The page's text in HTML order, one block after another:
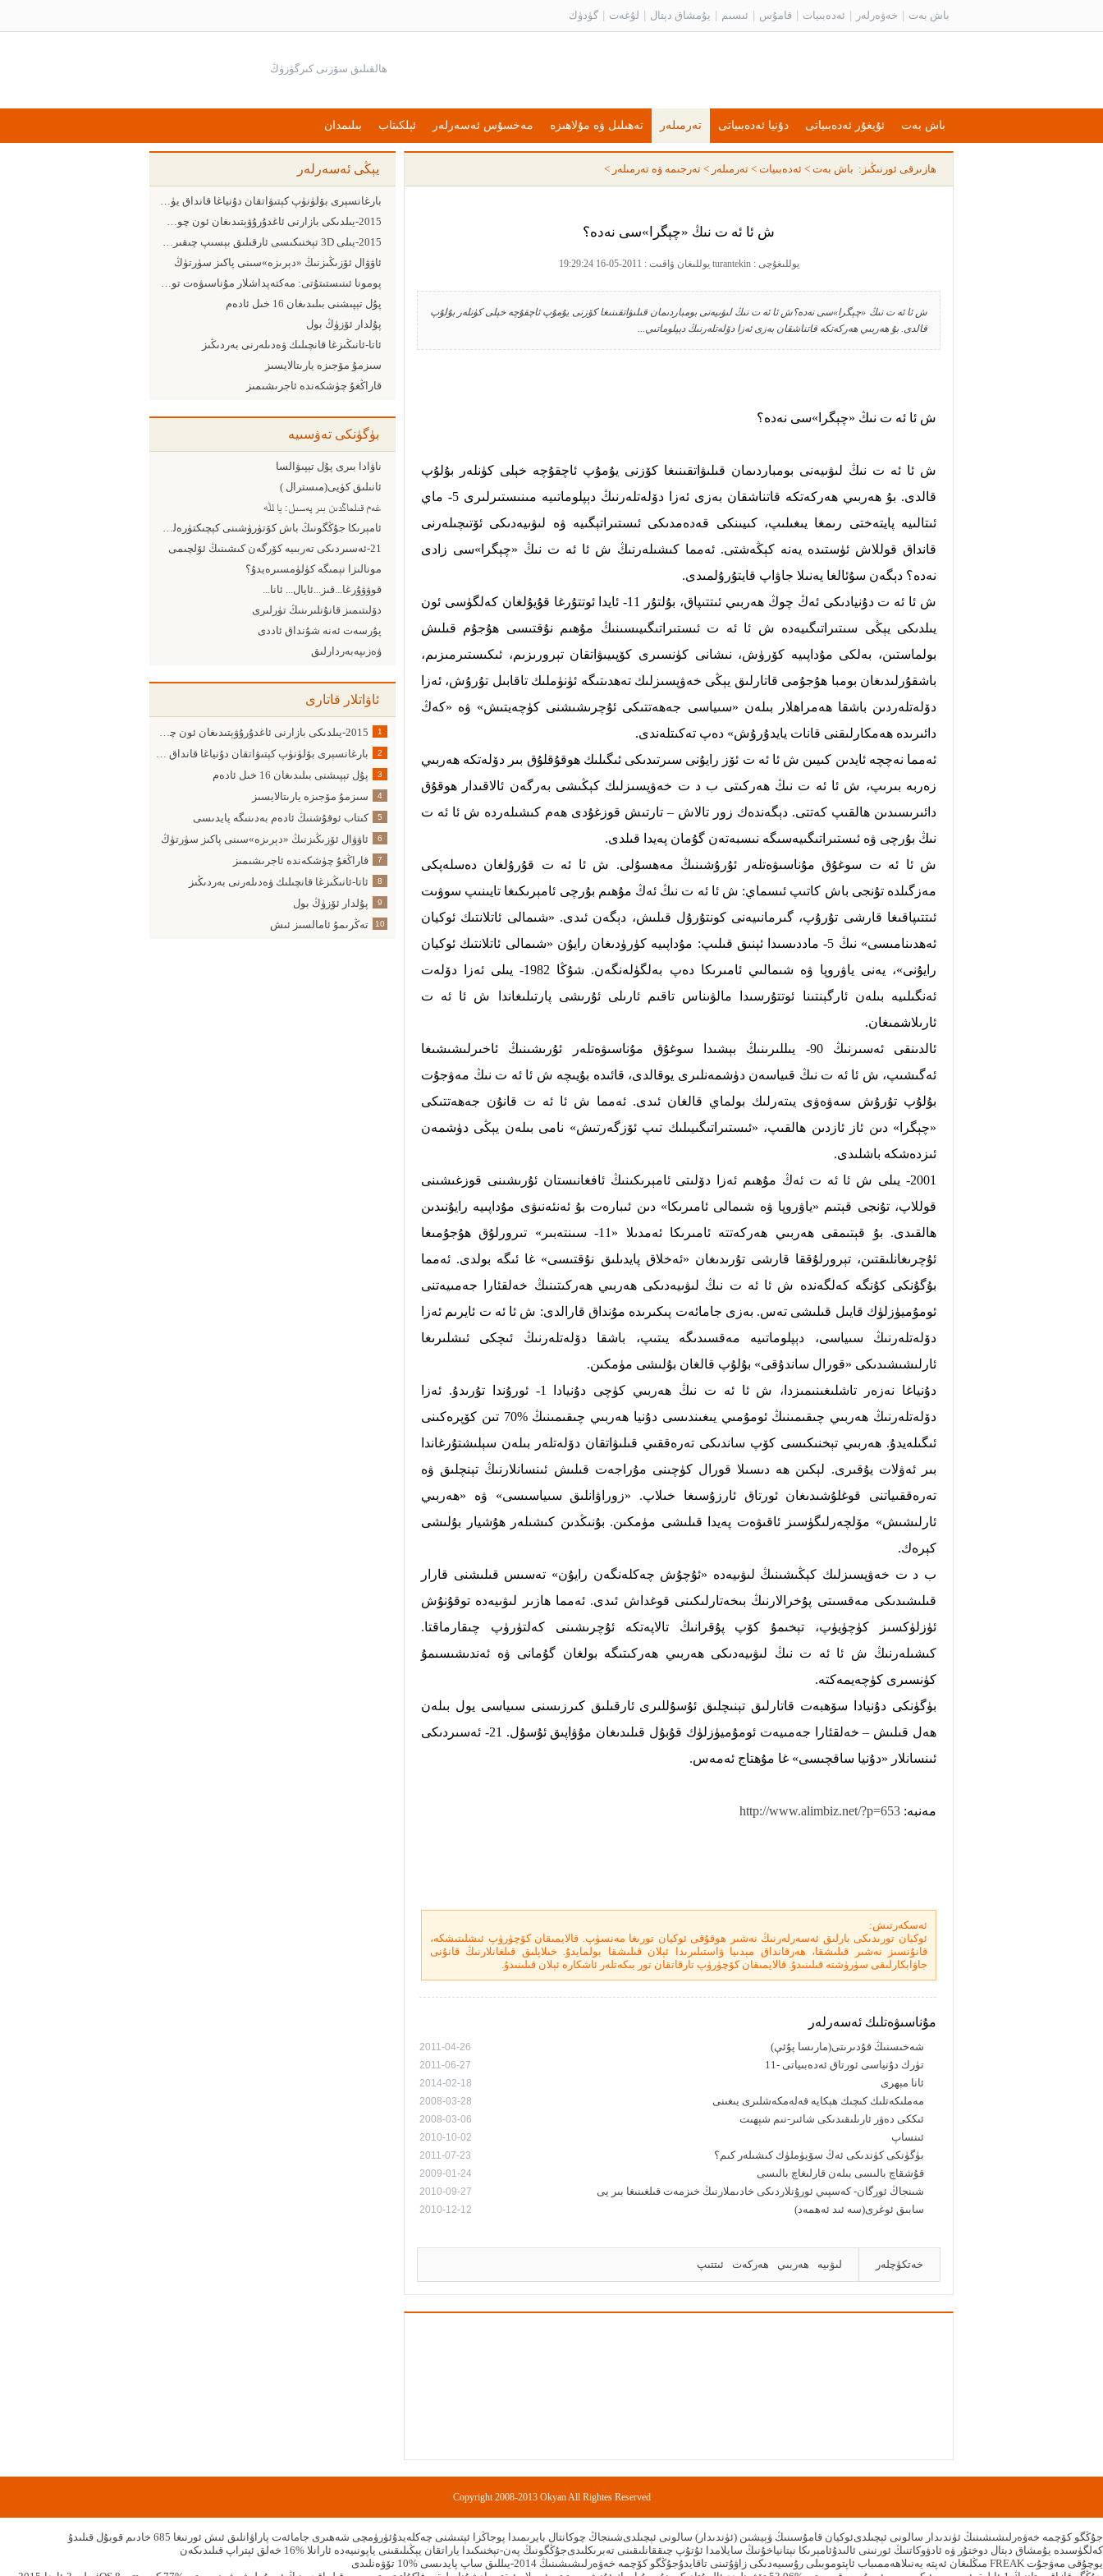
باش بەت خەۋەرلەر ئەدەبىيات قامۇس ئىسىم يۇمشاق دېتال لۇغەت گۈدۈك
باش بەت ئۇيغۇر ئەدەبىياتى دۇنيا ئەدەبىياتى تەرمىلەر تەھىلىل ۋە مۇلاھىزە مەخسۇس ئەسەرلەر ئېلكىتاب بىلىمدان
يېڭى ئەسەرلەر
بارغانسېرى بۆلۈنۈپ كېتىۋاتقان دۇنياغا قانداق يۈزلىنىش كېرەك
2015-يىلدىكى بازارنى ئاغدۇرۇۋېتىدىغان ئون چوڭ ئامىل
2015-يىلى 3D تېخنىكىسى ئارقىلىق بېسىپ چىقىرىش ساھەسىدىكى 5 چوڭ يۈزلىنىش
ئاۋۋال ئۆزىڭىزنىڭ «دېرىزە»سىنى پاكىز سۈرتۈڭ
پومونا ئىنىستىتۇتى: مەكتەپداشلار مۇناسىۋەت تورىدىن پايدىلىنىشقا ئەڭ ماھىر ئىنىست
پۇل تېپىشنى بىلىدىغان 16 خىل ئادەم
پۇلدار ئۆزۈڭ بول
ئاتا-ئانىڭىزغا قانچىلىك ۋەدىلەرنى بەردىڭىز
سىزمۇ مۆجىزە يارىتالايسىز
قاراڭغۇ چۈشكەندە ئاجرىشىمىز
بۈگۈنكى تەۋسىيە
ناۋادا بىرى پۇل تېپىۋالسا
ئانىلىق كۈيى(مىسترال )
غەم قىلماڭدىن بىر پەسىل: يا ﷲ
ئامېرىكا جۇڭگونىڭ باش كۆتۈرۈشىنى كېچىكتۈرەلەمدۇ؟
21-ئەسىردىكى تەربىيە كۆرگەن كىشىنىڭ ئۆلچىمى
مونالىزا نېمىگە كۈلۈمسىرەيدۇ؟
قوۋۋۇرغا...قىز...ئايال... ئانا...
دۆلىتىمىز قانۇنلىرىنىڭ تۈرلىرى
پۇرسەت ئەنە شۇنداق ئاددى
ۋەزىپەبەردارلىق
ئاۋاتلار قاتارى
1 2015-يىلدىكى بازارنى ئاغدۇرۇۋېتىدىغان ئون چوڭ ئامىل
2 بارغانسېرى بۆلۈنۈپ كېتىۋاتقان دۇنياغا قانداق يۈزلىنىش كېرەك
3 پۇل تېپىشنى بىلىدىغان 16 خىل ئادەم
4 سىزمۇ مۆجىزە يارىتالايسىز
5 كىتاب ئوقۇشنىڭ ئادەم بەدىنىگە پايدىسى
6 ئاۋۋال ئۆزىڭىزنىڭ «دېرىزە»سىنى پاكىز سۈرتۈڭ
7 قاراڭغۇ چۈشكەندە ئاجرىشىمىز
8 ئاتا-ئانىڭىزغا قانچىلىك ۋەدىلەرنى بەردىڭىز
9 پۇلدار ئۆزۈڭ بول
10 تەڭرىمۇ ئامالسىز ئىش
ھازىرقى ئورنىڭىز: باش بەت > ئەدەبىيات > تەرمىلەر > تەرجىمە ۋە تەرمىلەر >
ش ئا ئە ت نىڭ «چېگرا»سى نەدە؟
يوللىغۇچى : turantekin يوللىغان ۋاقىت : 2011-05-16 19:29:24
ش ئا ئە ت نىڭ «چېگرا»سى نەدە؟ش ئا ئە ت نىڭ لىۋىيەنى بومباردىمان قىلىۋاتقىنىغا كۆزنى يۇمۇپ ئاچقۇچە خېلى كۈنلەر بۇلۇپ
قالدى. بۇ ھەربىي ھەركەتكە قاتناشقان بەزى ئەزا دۆلەتلەرنىڭ دېپلوماتىي...
ش ئا ئە ت نىڭ «چېگرا»سى نەدە؟
ش ئا ئە ت نىڭ لىۋىيەنى بومباردىمان قىلىۋاتقىنىغا كۆزنى يۇمۇپ ئاچقۇچە خېلى كۈنلەر بۇلۇپ
قالدى. بۇ ھەربىي ھەركەتكە قاتناشقان بەزى ئەزا دۆلەتلەرنىڭ دېپلوماتىيە مىنىستىرلىرى 5- ماي
ئىتالىيە پايتەختى رىمغا يىغىلىپ، كىيىنكى قەدەمدىكى ئىستىراتېگىيە ۋە لىۋىيەدىكى ئۆتىچىلەرنى
قانداق قوللاش ئۈستىدە يەنە كېڭەشتى. ئەمما كىشىلەرنىڭ ش ئا ئە ت نىڭ «چېگرا»سى زادى
نەدە؟ دېگەن سۇئالغا يەنىلا جاۋاپ قايتۇرۇلمىدى.
ش ئا ئە ت دۇنيادىكى ئەڭ چوڭ ھەربىي ئىتتىپاق، بۇلتۇر 11- ئايدا ئوتتۇرغا قۇيۇلغان كەلگۈسى ئون
يىلدىكى يېڭى سىتىراتىگىيەدە ش ئا ئە ت ئىستىراتىگىيىسىنىڭ مۇھىم نۇقتىسى ھۇجۇم قىلىش
بولماستىن، بەلكى مۇداپىيە كۆرۈش، نىشانى كۈنسىرى كۆپىيىۋاتقان تېرورىزىم، ئىكىستىرمىزىم،
باشقۇرلىدىغان بومبا ھۇجۇمى قاتارلىق يېڭى خەۋپسىزلىك تەھدىتىگە ئۈنۈملىك تاقابىل تۇرۇش، ئەزا
دۆلەتلەردىن باشقا ھەمراھلار بىلەن «سىياسى جەھەتتىكى ئۇچرىشىشنى كۈچەيتىش» ۋە «كەڭ
دائىرىدە ھەمكارلىقنى قانات يايدۇرۇش» دەپ تەكىتلەندى.
ئەمما نەچچە ئايدىن كىيىن ش ئا ئە ت ئۆز رايۇنى سىرتىدىكى ئىگىلىك ھوقۇقلۇق بىر دۆلەتكە ھەربىي
زەربە بىرىپ، ش ئا ئە ت نىڭ ھەركىتى ب د ت خەۋپسىزلىك كېڭىشى بەرگەن ئالاقىدار ھوقۇق
دائىرىسىدىن ھالقىپ كەتتى. دېگەندەك زور تالاش – تارتىش قوزغۇدى ھەم كىشىلەردە ش ئا ئە ت
نىڭ بۇرچى ۋە ئىستىراتىگىيەسىگە نىسبەتەن گۇمان پەيدا قىلدى.
ش ئا ئە ت سوغۇق مۇناسىۋەتلەر ئۇرۇشىنىڭ مەھسۇلى. ش ئا ئە ت قۇرۇلغان دەسلەپكى
مەزگىلدە تۇنجى باش كاتىپ ئىسماي: ش ئا ئە ت نىڭ ئەڭ مۇھىم بۇرچى ئامېرىكىغا تايىنىپ سوۋىت
ئىتتىپاقىغا قارشى تۇرۇپ، گىرمانىيەنى كونتۇرۇل قىلىش، دېگەن ئىدى. «شىمالى ئاتلانتىك ئوكيان
ئەھدىنامىسى» نىڭ 5- ماددىسىدا ئېنىق قىلىپ: مۇداپىيە كۈرۈدىغان رايۇن «شىمالى ئاتلانتىك ئوكيان
رايۇنى»، يەنى ياۋروپا ۋە شىمالىي ئامىرىكا دەپ بەلگۈلەنگەن. شۇڭا 1982- يىلى ئەزا دۆلەت
ئەنگىلىيە بىلەن ئارگېنتىنا ئوتتۇرسىدا مالۋىناس تاقىم ئارىلى ئۇرىشى پارتىلىغاندا ش ئا ئە ت
ئارىلاشمىغان.
ئالدىنقى ئەسىرنىڭ 90- يىللىرىنىڭ بېشىدا سوغۇق مۇناسىۋەتلەر ئۇرىشىنىڭ ئاخىرلىشىشىغا
ئەگىشىپ، ش ئا ئە ت نىڭ قىياسەن دۈشمەنلىرى يوقالدى، قائىدە بۇيىچە ش ئا ئە ت نىڭ مەۋجۇت
بۇلۇپ تۇرۇش سەۋەۋى يىتەرلىك بولماي قالغان ئىدى. ئەمما ش ئا ئە ت قانۇن جەھەتتىكى
«چېگرا» دىن ئاز ئازدىن ھالقىپ، «ئىستىراتىگىيىلىك تىپ ئۆزگەرتىش» نامى بىلەن يېڭى دۈشمەن
ئىزدەشكە باشلىدى.
2001- يىلى ش ئا ئە ت ئەڭ مۇھىم ئەزا دۆلىتى ئامېرىكىنىڭ ئافغانىستان ئۇرىشىنى قوزغىشىنى
قوللاپ، تۇنجى قېتىم «ياۋروپا ۋە شىمالى ئامىرىكا» دىن ئىبارەت بۇ ئەنئەنىۋى مۇداپىيە رايۇنىدىن
ھالقىدى. بۇ قېتىمقى ھەربىي ھەركەتتە ئامىرىكا ئەمدىلا «11- سىنتەبىر» تىرورلۇق ھۇجۇمىغا
ئۇچرىغانلىقتىن، تېرورلۇققا قارشى تۇرىدىغان «ئەخلاق پايدىلىق نۇقتىسى» غا ئىگە بولدى. ئەمما
بۇگۇنكى كۇنگە كەلگەندە ش ئا ئە ت نىڭ لىۋىيەدىكى ھەربىي ھەركىتىنىڭ خەلقئارا جەمىيەتنى
ئومۇميۈزلۈك قايىل قىلىشى تەس. بەزى جامائەت پىكىرىدە مۇنداق قارالدى: ش ئا ئە ت ئايرىم ئەزا
دۆلەتلەرنىڭ سىياسى، دېپلوماتىيە مەقسىدىگە يىتىپ، باشقا دۆلەتلەرنىڭ ئىچكى ئىشلىرىغا
ئارلىشىشىدىكى «قورال ساندۇقى» بۇلۇپ قالغان بۇلىشى مۈمكىن.
دۇنياغا نەزەر تاشلىغىنىمىزدا، ش ئا ئە ت نىڭ ھەربىي كۈچى دۇنيادا 1- ئورۇندا تۇرىدۇ. ئەزا
دۆلەتلەرنىڭ ھەربىي چىقىمىنىڭ ئومۇمىي يىغىندىسى دۇنيا ھەربىي چىقىمىنىڭ %70 تىن كۆپرەكىنى
ئىگىلەيدۇ. ھەربىي تېخنىكىسى كۆپ ساندىكى تەرەققىي قىلىۋاتقان دۆلەتلەر بىلەن سېلىشتۇرغاندا
بىر ئەۋلات يۇقىرى. لېكىن ھە دىسىلا قورال كۈچىنى مۇراجەت قىلىش ئىنسانلارنىڭ تېنچلىق ۋە
تەرەققىياتنى قوغلۇشىدىغان ئورتاق ئارزۇسىغا خىلاپ. «زوراۋانلىق سىياسىسى» ۋە «ھەربىي
ئارلىشىش» مۆلچەرلىگۈسىز ئاقىۋەت پەيدا قىلىشى مۈمكىن. بۇنىڭدىن كىشىلەر ھۇشيار بۇلىشى
كېرەك.
ب د ت خەۋپسىزلىك كېڭىشىنىڭ لىۋىيەدە «ئۇچۇش چەكلەنگەن رايۇن» تەسىس قىلىشنى قارار
قىلىشىدىكى مەقسىتى پۇخرالارنىڭ بىخەتارلىكىنى قوغداش ئىدى. ئەمما ھازىر لىۋىيەدە توقۇنۇش
ئۈزلۈكسىز كۈچۈيۈپ، تېخىمۇ كۆپ پۇقرانىڭ تالاپەتكە ئۇچرىشىنى كەلتۈرۈپ چىقارماقتا.
كىشىلەرنىڭ ش ئا ئە ت نىڭ لىۋىيەدىكى ھەربىي ھەركىتىگە بولغان گۇمانى ۋە ئەندىشىسىمۇ
كۈنسىرى كۈچەيمەكتە.
بۈگۈنكى دۇنيادا سۆھبەت قاتارلىق تېنىچلىق ئۇسۇللىرى ئارقىلىق كىرزىسنى سىياسى يول بىلەن
ھەل قىلىش – خەلقئارا جەمىيەت ئومۇميۈزلۈك قۇبۇل قىلىدىغان مۇۋاپىق ئۇسۇل. 21- ئەسىردىكى
ئىنسانلار «دۇنيا ساقچىسى» غا مۇھتاج ئەمەس.
مەنبە: http://www.alimbiz.net/?p=653
ئەسكەرتىش:
ئوكيان تورىدىكى بارلىق ئەسەرلەرنىڭ نەشىر ھوقۇقى ئوكيان تورىغا مەنسۈپ. قالايمىقان كۆچۈرۈپ ئىشلىتىشكە،
قانۇنسىز نەشىر قىلىشقا، ھەرقانداق مېدىيا ۋاستىلىرىدا ئېلان قىلىشقا بولمايدۇ. خىلاپلىق قىلغانلارنىڭ قانۇنى
جاۋابكارلىقى سۈرۈشتە قىلىنىدۇ. قالايمىقان كۆچۈرۈپ تارقاتقان تور بىكەتلەر ئاشكارە ئېلان قىلىنىدۇ.
مۇناسىۋەتلىك ئەسەرلەر
شەخىسنىڭ قۇدىرىتى(مارىسا پۇئې) 2011-04-26
تۈرك دۇنياسى ئورتاق ئەدەبىياتى -11 2011-06-27
ئانا مېھرى 2014-02-18
مەملىكەتلىك كىچىك ھېكايە قەلەمكەشلىرى يىغىنى 2008-03-28
ئىككى دەۋر ئارىلىقىدىكى شائىر-نىم شېھىت 2008-03-06
ئىنساپ 2010-10-02
بۈگۈنكى كۈندىكى ئەڭ سۆيۈملۈك كىشىلەر كىم؟ 2011-07-23
قۇشقاچ بالىسى بىلەن قارلىغاچ بالىسى 2009-01-24
شىنجاڭ ئورگان- كەسپىي ئورۇنلاردىكى خادىملارنىڭ خىزمەت قىلغىنىغا بىر يى 2010-09-27
سابىق ئوغرى(سە ئىد ئەھمەد) 2010-12-12
خەتكۈچلەر لىۋىيە ھەربىي ھەركەت ئىتتىپ
Copyright 2008-2013 Okyan All Rightes Reserved
جۇڭگو كۆچمە خەۋەرلىشىشىنىڭ ئۈندىدار سالونى ئېچىلدىئوكيان قامۇسىنىڭ ۋېيشىن (ئۈندىدار) سالونى ئېچىلدىشىنجاڭ چوكانتال بايرىمىدا پوجاڭزا ئېتىشنى چەكلەيدۇئۈرۈمچى شەھىرى جامائەت پاراۋانلىق ئىش ئورنىغا 685 خادىم قوبۇل قىلىدۇ
كەلگۈسىدە يۇمشاق دېتال دوختۇر ۋە ئادۋوكاتنىڭ ئورنىنى ئالىدۇئامېرىكا نېتانياخۇنىڭ سايلامدا ئۇتۇپ چىققانلىقىنى تەبرىكلىدىجۇڭگونىڭ پەن-تېخنىكىدا ياراتقان يېڭىلىقىنى ياپونىيەدە ئارانلا %16 خەلق ئېتراپ قىلىدىكەن
مىڭلىغان ئەپتە يەنىلا FREAK يوچۇقى مەۋجۇت
ھەممىباب ئاپتوموبىلى رۇسىيەدىكى زاۋۇتىنى تاقايدۇجۇڭگو كۆچمە خەۋەرلىشىشىنىڭ 2014-يىللىق ساپ پايدىسى %10 تۆۋەنلىدى